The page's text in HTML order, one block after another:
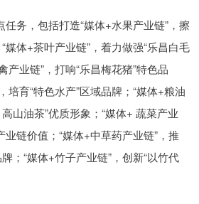
务，包括打造“媒体+水果产业链”，擦
媒体+茶叶产业链”，着力做强“乐昌白毛
产业链”，打响“乐昌梅花猪”特色品
培育“特色水产”区域品牌；“媒体+粮油
山油茶”优质形象；“媒体+ 蔬菜产业
业链价值；“媒体+中草药产业链”，推
；“媒体+竹子产业链”，创新“以竹代